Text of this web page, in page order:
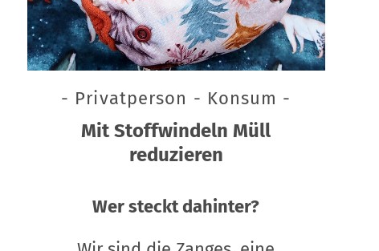
- Privatperson - Konsum -
Mit Stoffwindeln Müll
reduzieren
Wer steckt dahinter?